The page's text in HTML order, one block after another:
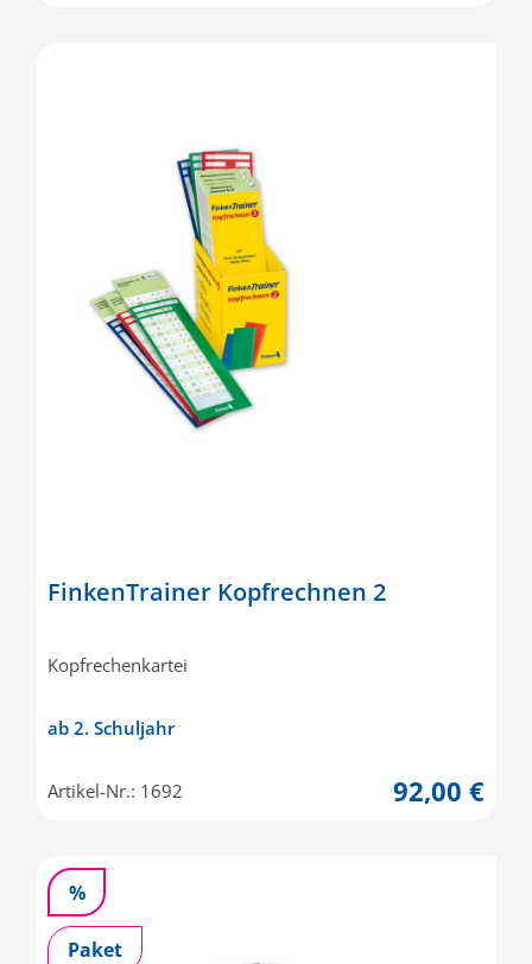
FinkenTrainer Kopfrechnen 2
Kopfrechenkartei
ab 2. Schuljahr
Artikel-Nr.: 1692 92,00 €
%
Paket